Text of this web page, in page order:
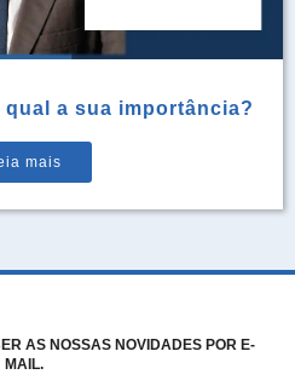
a sua importância?
mais
AS NOSSAS NOVIDADES POR E-
MAIL.